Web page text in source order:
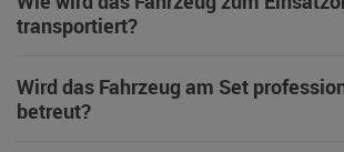
transportiert?
Wird das Fahrzeug am Set
betreut?